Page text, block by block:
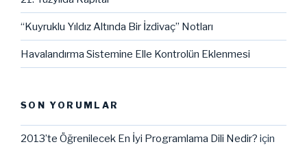
“Kuyruklu Yıldız Altında Bir İzdivaç” Notları
Havalandırma Sistemine Elle Kontrolün Eklenmesi
SON YORUMLAR
2013’te Öğrenilecek En İyi Programlama Dili Nedir? için